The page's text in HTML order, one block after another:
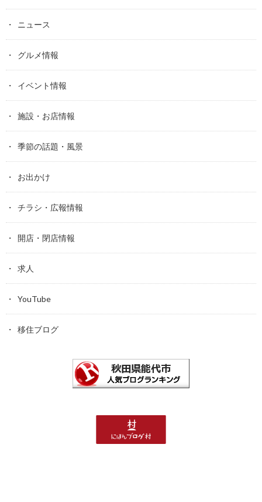
ニュース
グルメ情報
イベント情報
施設・お店情報
季節の話題・風景
お出かけ
チラシ・広報情報
開店・閉店情報
求人
YouTube
移住ブログ